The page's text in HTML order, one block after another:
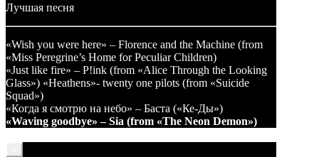
Лучшая песня
«Wish you were here» – Florence and the Machine (from
«Miss Peregrine’s Home for Peculiar Children)
«Just like fire» – P!ink (from «Alice Through the Looking
Glass») «Heathens»- twenty one pilots (from «Suicide
Squad»)
«Когда я смотрю на небо» – Баста («Ке-Ды»)
«Waving goodbye» – Sia (from «The Neon Demon»)